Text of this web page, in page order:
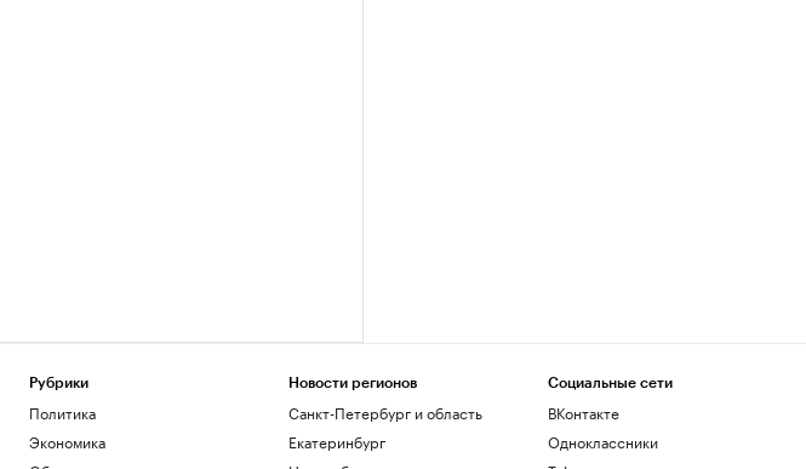
Рубрики
Политика
Экономика
Новости регионов
Санкт-Петербург и область
Екатеринбург
Социальные сети
ВКонтакте
Одноклассники